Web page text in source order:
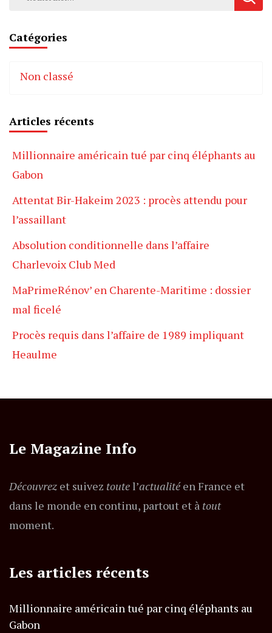
Catégories
Non classé
Articles récents
Millionnaire américain tué par cinq éléphants au
Gabon
Attentat Bir-Hakeim 2023 : procès attendu pour
l’assaillant
Absolution conditionnelle dans l’affaire
Charlevoix Club Med
MaPrimeRénov’ en Charente-Maritime : dossier
mal ficelé
Procès requis dans l’affaire de 1989 impliquant
Heaulme
Le Magazine Info
Découvrez et suivez toutel’actualitéen France et
dans le monde en continu, partout et à tout
moment.
Les articles récents
Millionnaire américain tué par cinq éléphants au
Gabon